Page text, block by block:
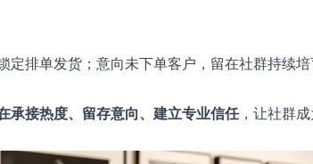
定排单发货；意向未下单客户，留在社群持续
承接热度、留存意向、建立专业信任，让社群